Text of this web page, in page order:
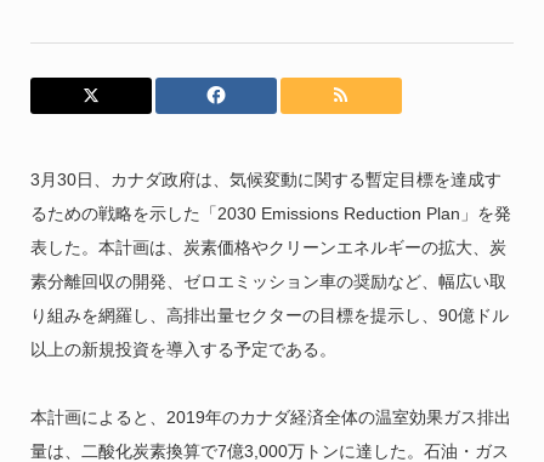
3月30日、カナダ政府は、気候変動に関する暫定目標を達成す
るための戦略を示した「2030 Emissions Reduction Plan」を発
表した。本計画は、炭素価格やクリーンエネルギーの拡大、炭
素分離回収の開発、ゼロエミッション車の奨励など、幅広い取
り組みを網羅し、高排出量セクターの目標を提示し、90億ドル
以上の新規投資を導入する予定である。
本計画によると、2019年のカナダ経済全体の温室効果ガス排出
量は、二酸化炭素換算で7億3,000万トンに達した。石油・ガス